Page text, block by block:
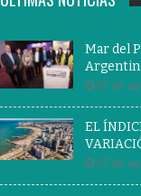
Mar del
07 de
EL
07 de